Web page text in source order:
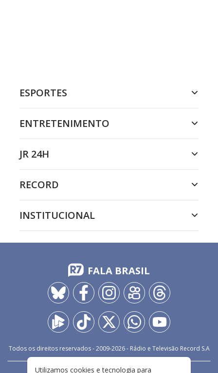
ESPORTES
ENTRETENIMENTO
JR 24H
RECORD
INSTITUCIONAL
FALA BRASIL
Todos os direitos reservados - 2009-2026- Rádio e Televisão Record S.A
Utilizamos cookies e tecnologia para